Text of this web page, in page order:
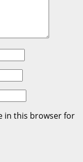
in this browser for